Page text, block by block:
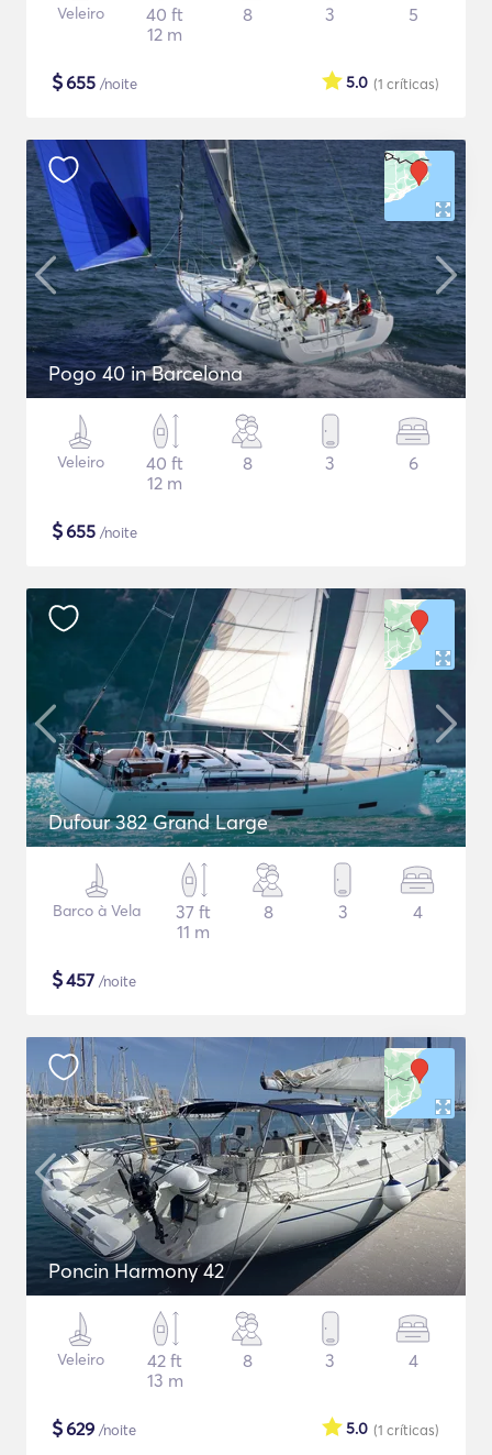
Veleiro
40 ft
12 m
8 3 5
$655 /noite (1 críticas)
5.0
Pogo 40 in Barcelona
Veleiro
40 ft
12 m
8 3 6
$655 /noite
Dufour 382 Grand Large
Barco à Vela
37 ft
11 m
8 3 4
$457 /noite
Poncin Harmony 42
Veleiro
42 ft
13 m
8 3 4
$629 /noite (1 críticas)
5.0